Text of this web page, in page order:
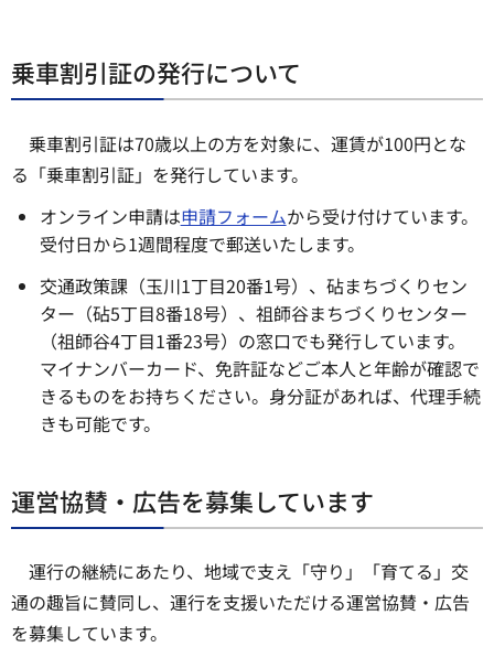
乗車割引証の発行について
乗車割引証は70歳以上の方を対象に、運賃が100円とな
る「乗車割引証」を発行しています。
オンライン申請は申請フォームから受け付けています。
受付日から1週間程度で郵送いたします。
交通政策課（玉川1丁目20番1号）、砧まちづくりセン
ター（砧5丁目8番18号）、祖師谷まちづくりセンター
（祖師谷4丁目1番23号）の窓口でも発行しています。
マイナンバーカード、免許証などご本人と年齢が確認で
きるものをお持ちください。身分証があれば、代理手続
きも可能です。
運営協賛・広告を募集しています
運行の継続にあたり、地域で支え「守り」「育てる」交
通の趣旨に賛同し、運行を支援いただける運営協賛・広告
を募集しています。